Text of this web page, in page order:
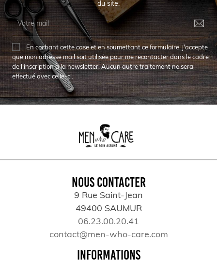
du site.
En cochant cette case et en soumettant ce formulaire, j'accepte
que mon adresse mail soit utilisée pour me recontacter dans le cadre
de l'inscription à la newsletter. Aucun autre traitement ne sera
effectué avec celle-ci.
NOUS CONTACTER
9 Rue Saint-Jean
49400 SAUMUR
06.23.00.20.41
contact@men-who-care.com
INFORMATIONS